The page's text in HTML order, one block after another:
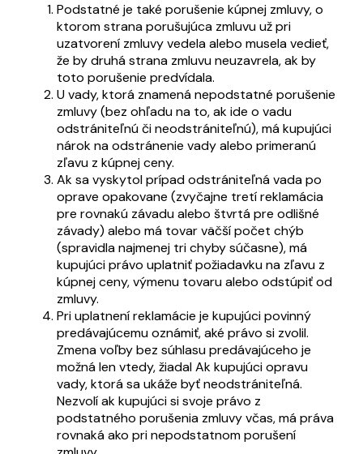
Podstatné je také porušenie kúpnej zmluvy, o
ktorom strana porušujúca zmluvu už pri
uzatvorení zmluvy vedela alebo musela vedieť,
že by druhá strana zmluvu neuzavrela, ak by
toto porušenie predvídala.
U vady, ktorá znamená nepodstatné porušenie
zmluvy (bez ohľadu na to, ak ide o vadu
odstrániteľnú či neodstrániteľnú), má kupujúci
nárok na odstránenie vady alebo primeranú
zľavu z kúpnej ceny.
Ak sa vyskytol prípad odstrániteľná vada po
oprave opakovane (zvyčajne tretí reklamácia
pre rovnakú závadu alebo štvrtá pre odlišné
závady) alebo má tovar väčší počet chýb
(spravidla najmenej tri chyby súčasne), má
kupujúci právo uplatniť požiadavku na zľavu z
kúpnej ceny, výmenu tovaru alebo odstúpiť od
zmluvy.
Pri uplatnení reklamácie je kupujúci povinný
predávajúcemu oznámiť, aké právo si zvolil.
Zmena voľby bez súhlasu predávajúceho je
možná len vtedy, žiadal Ak kupujúci opravu
vady, ktorá sa ukáže byť neodstrániteľná.
Nezvolí ak kupujúci si svoje právo z
podstatného porušenia zmluvy včas, má práva
rovnaká ako pri nepodstatnom porušení